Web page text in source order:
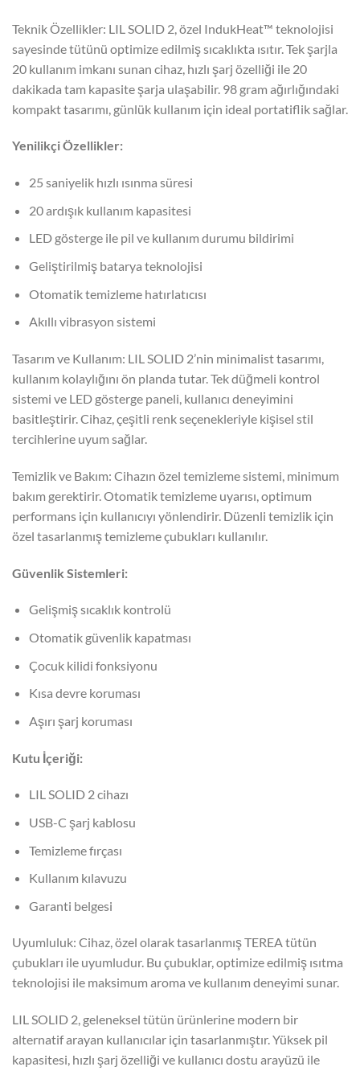
Teknik Özellikler: LIL SOLID 2, özel IndukHeat™ teknolojisi
sayesinde tütünü optimize edilmiş sıcaklıkta ısıtır. Tek şarjla
20 kullanım imkanı sunan cihaz, hızlı şarj özelliği ile 20
dakikada tam kapasite şarja ulaşabilir. 98 gram ağırlığındaki
kompakt tasarımı, günlük kullanım için ideal portatiflik sağlar.
Yenilikçi Özellikler:
25 saniyelik hızlı ısınma süresi
20 ardışık kullanım kapasitesi
LED gösterge ile pil ve kullanım durumu bildirimi
Geliştirilmiş batarya teknolojisi
Otomatik temizleme hatırlatıcısı
Akıllı vibrasyon sistemi
Tasarım ve Kullanım: LIL SOLID 2’nin minimalist tasarımı,
kullanım kolaylığını ön planda tutar. Tek düğmeli kontrol
sistemi ve LED gösterge paneli, kullanıcı deneyimini
basitleştirir. Cihaz, çeşitli renk seçenekleriyle kişisel stil
tercihlerine uyum sağlar.
Temizlik ve Bakım: Cihazın özel temizleme sistemi, minimum
bakım gerektirir. Otomatik temizleme uyarısı, optimum
performans için kullanıcıyı yönlendirir. Düzenli temizlik için
özel tasarlanmış temizleme çubukları kullanılır.
Güvenlik Sistemleri:
Gelişmiş sıcaklık kontrolü
Otomatik güvenlik kapatması
Çocuk kilidi fonksiyonu
Kısa devre koruması
Aşırı şarj koruması
Kutu İçeriği:
LIL SOLID 2 cihazı
USB-C şarj kablosu
Temizleme fırçası
Kullanım kılavuzu
Garanti belgesi
Uyumluluk: Cihaz, özel olarak tasarlanmış TEREA tütün
çubukları ile uyumludur. Bu çubuklar, optimize edilmiş ısıtma
teknolojisi ile maksimum aroma ve kullanım deneyimi sunar.
LIL SOLID 2, geleneksel tütün ürünlerine modern bir
alternatif arayan kullanıcılar için tasarlanmıştır. Yüksek pil
kapasitesi, hızlı şarj özelliği ve kullanıcı dostu arayüzü ile